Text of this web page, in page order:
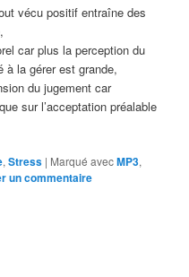
vécu positif entraîne des
car plus la perception du
la gérer est grande,
du jugement car
sur l’acceptation préalable
,Stress | Marqué avecMP3,
un commentaire